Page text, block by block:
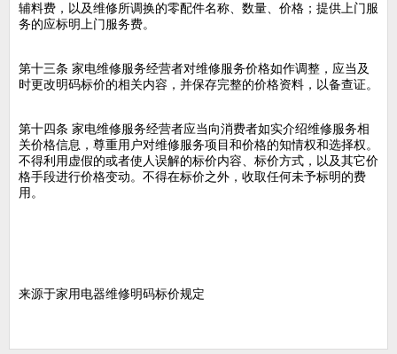
辅料费，以及维修所调换的零配件名称、数量、价格；提供上门服
务的应标明上门服务费。
第十三条 家电维修服务经营者对维修服务价格如作调整，应当及
时更改明码标价的相关内容，并保存完整的价格资料，以备查证。
第十四条 家电维修服务经营者应当向消费者如实介绍维修服务相
关价格信息，尊重用户对维修服务项目和价格的知情权和选择权。
不得利用虚假的或者使人误解的标价内容、标价方式，以及其它价
格手段进行价格变动。不得在标价之外，收取任何未予标明的费
用。
来源于家用电器维修明码标价规定